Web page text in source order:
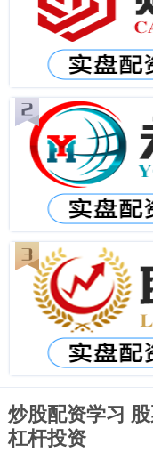
炒股配资学习
杠杆投资